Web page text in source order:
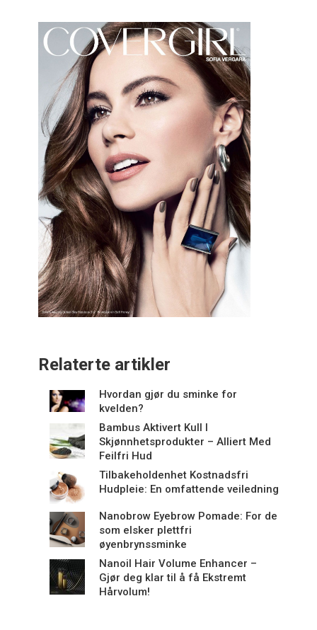
Relaterte artikler
Hvordan gjør du sminke for
kvelden?
Bambus Aktivert Kull I
Skjønnhetsprodukter – Alliert Med
Feilfri Hud
Tilbakeholdenhet Kostnadsfri
Hudpleie: En omfattende veiledning
Nanobrow Eyebrow Pomade: For de
som elsker plettfri
øyenbrynssminke
Nanoil Hair Volume Enhancer –
Gjør deg klar til å få Ekstremt
Hårvolum!